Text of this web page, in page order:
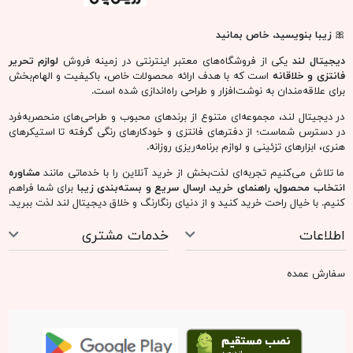
🎀زیبا بنویسید، خاص بمانید
دیجیتال لند یکی از فروشگاه‌های معتبر اینترنتی در زمینه فروش لوازم تحریر
فانتزی و خلاقانه است که با هدف ارائه محصولات خاص، باکیفیت و الهام‌بخش
برای علاقه‌مندان به نوشت‌افزار و طراحی راه‌اندازی شده است.
در دیجیتال لند، مجموعه‌ای متنوع از برندهای محبوب و طراحی‌های منحصربه‌فرد
در دسترس شماست؛ از دفترهای فانتزی و خودکارهای رنگی گرفته تا استیکرهای
هنری، ابزارهای تزئینی و لوازم برنامه‌ریزی روزانه.
ما تلاش می‌کنیم تجربه‌ای لذت‌بخش از خرید آنلاین را با خدماتی مانندمشاوره
انتخاب محصول، راهنمای خرید، ارسال سریع و بسته‌بندی زیبا برای شما فراهم
کنیم. با خیال راحت خرید کنید و از دنیای رنگارنگ و خلاق دیجیتال لند لذت ببرید.
اطلاعات خدمات مشتری
سفارش عمده